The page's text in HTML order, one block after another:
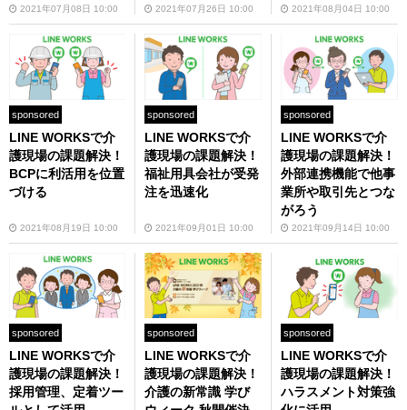
2021年07月08日 10:00
う？2021年07月26日 10:00 2021年08月04日 10:00
sponsored
LINE WORKSで介
護現場の課題解決！
BCPに利活用を位置
づける
2021年08月19日 10:00
sponsored
LINE WORKSで介
護現場の課題解決！
福祉用具会社が受発
注を迅速化
2021年09月01日 10:00
sponsored
LINE WORKSで介
護現場の課題解決！
外部連携機能で他事
業所や取引先とつな
がろう
2021年09月14日 10:00
sponsored
LINE WORKSで介
護現場の課題解決！
採用管理、定着ツー
sponsored
LINE WORKSで介
護現場の課題解決！
介護の新常識 学び
sponsored
LINE WORKSで介
護現場の課題解決！
ハラスメント対策強